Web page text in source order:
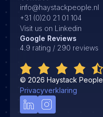
info@haystackpeople.nl
+31 (0)20 21 01 104
Visit us on Linkedin
Google Reviews
4.9 rating / 290 reviews
© 2026 Haystack People
Privacyverklaring